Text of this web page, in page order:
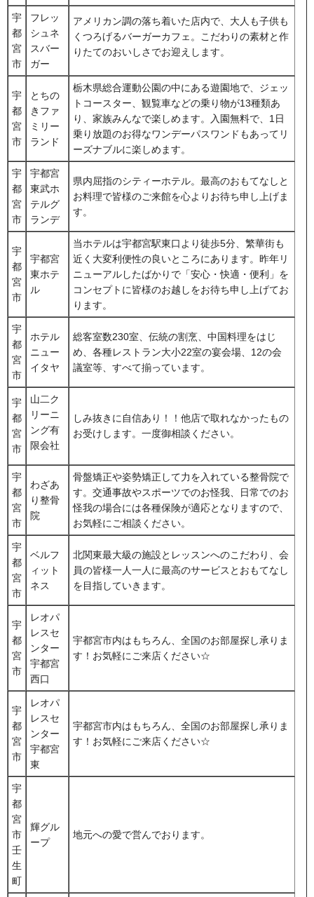
宇
都
宮
市
フレッ
シュネ
スバー
ガー
アメリカン調の落ち着いた店内で、大人も子供も
くつろげるバーガーカフェ。こだわりの素材と作
りたてのおいしさでお迎えします。
宇
都
宮
市
とちの
きファ
ミリー
ランド
栃木県総合運動公園の中にある遊園地で、ジェッ
トコースター、観覧車などの乗り物が13種類あ
り、家族みんなで楽しめます。入園無料で、1日
乗り放題のお得なワンデーパスワンドもあってリ
ーズナブルに楽しめます。
宇
都
宮
市
宇都宮
東武ホ
テルグ
ランデ
県内屈指のシティーホテル。最高のおもてなしと
お料理で皆様のご来館を心よりお待ち申し上げま
す。
宇
都
宮
市
宇都宮
東ホテ
ル
当ホテルは宇都宮駅東口より徒歩5分、繁華街も
近く大変利便性の良いところにあります。昨年リ
ニューアルしたばかりで「安心・快適・便利」を
コンセプトに皆様のお越しをお待ち申し上げてお
ります。
宇
都
宮
市
ホテル
ニュー
イタヤ
総客室数230室、伝統の割烹、中国料理をはじ
め、各種レストラン大小22室の宴会場、12の会
議室等、すべて揃っています。
宇
都
宮
市
山二ク
リーニ
ング有
限会社
しみ抜きに自信あり！！他店で取れなかったもの
お受けします。一度御相談ください。
宇
都
宮
市
わざあ
り整骨
院
骨盤矯正や姿勢矯正して力を入れている整骨院で
す。交通事故やスポーツでのお怪我、日常でのお
怪我の場合には各種保険が適応となりますので、
お気軽にご相談ください。
宇
都
宮
市
ベルフ
ィット
ネス
北関東最大級の施設とレッスンへのこだわり、会
員の皆様一人一人に最高のサービスとおもてなし
を目指していきます。
宇
都
宮
市
レオパ
レスセ
ンター
宇都宮
西口
宇都宮市内はもちろん、全国のお部屋探し承りま
す！お気軽にご来店ください☆
宇
都
宮
市
レオパ
レスセ
ンター
宇都宮
東
宇都宮市内はもちろん、全国のお部屋探し承りま
す！お気軽にご来店ください☆
宇
都
宮
市
壬
生
町
輝グル
ープ
地元への愛で営んでおります。